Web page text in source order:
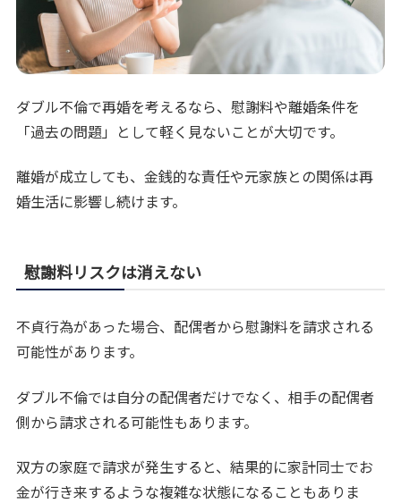
ダブル不倫で再婚を考えるなら、慰謝料や離婚条件を
「過去の問題」として軽く見ないことが大切です。
離婚が成立しても、金銭的な責任や元家族との関係は再
婚生活に影響し続けます。
慰謝料リスクは消えない
不貞行為があった場合、配偶者から慰謝料を請求される
可能性があります。
ダブル不倫では自分の配偶者だけでなく、相手の配偶者
側から請求される可能性もあります。
双方の家庭で請求が発生すると、結果的に家計同士でお
金が行き来するような複雑な状態になることもありま